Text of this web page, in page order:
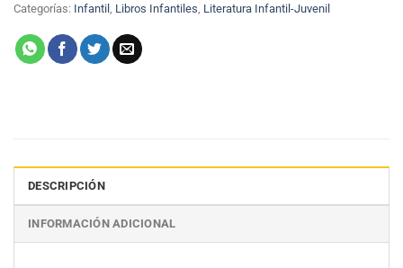
Categorías: Infantil Libros Infantiles Literatura Infantil-Juvenil
DESCRIPCIÓN
INFORMACIÓN ADICIONAL